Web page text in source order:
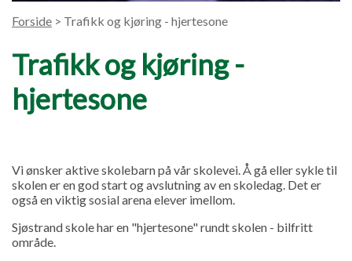
Forside > Trafikk og kjøring - hjertesone
Trafikk og kjøring -
hjertesone
Vi ønsker aktive skolebarn på vår skolevei. Å gå eller sykle til
skolen er en god start og avslutning av en skoledag. Det er
også en viktig sosial arena elever imellom.
Sjøstrand skole har en "hjertesone" rundt skolen - bilfritt
område.